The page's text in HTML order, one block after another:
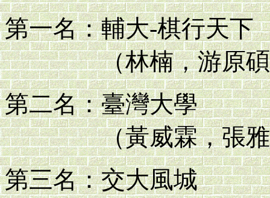
第一名：輔大-棋行天下
（林楠，游原碩，
第二名：臺灣大學
（黃威霖，張雅信
第三名：交大風城